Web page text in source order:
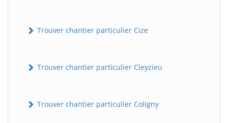
Trouver chantier particulier Cize
Trouver chantier particulier Cleyzieu
Trouver chantier particulier Coligny
Assistant en ligne